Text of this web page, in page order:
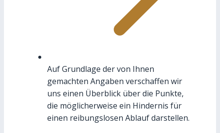
Auf Grundlage der von Ihnen
gemachten Angaben verschaffen wir
uns einen Überblick über die Punkte,
die möglicherweise ein Hindernis für
einen reibungslosen Ablauf darstellen.